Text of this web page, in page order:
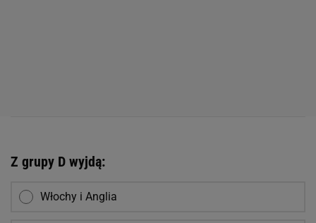
Z grupy D wyjdą:
Włochy i Anglia